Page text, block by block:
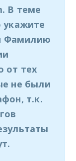
В теме
укажите
Фамилию
от тех
не были
т.к.